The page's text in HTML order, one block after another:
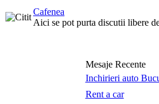
Cafenea
Aici se pot purta discutii libere
Mesaje Recente
Inchirieri auto
Rent a car